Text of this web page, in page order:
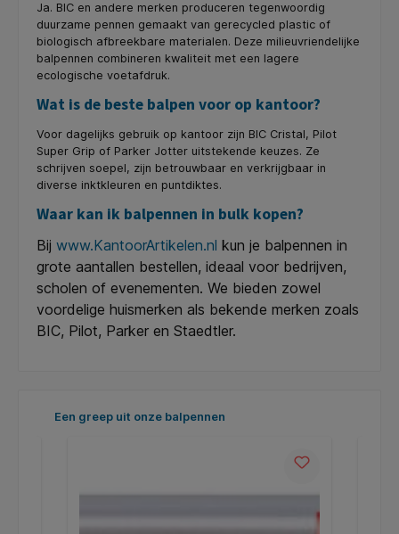
Ja. BIC en andere merken produceren tegenwoordig
duurzame pennen gemaakt van gerecycled plastic of
biologisch afbreekbare materialen. Deze milieuvriendelijke
balpennen combineren kwaliteit met een lagere
ecologische voetafdruk.
Wat is de beste balpen voor op kantoor?
Voor dagelijks gebruik op kantoor zijn BIC Cristal, Pilot
Super Grip of Parker Jotter uitstekende keuzes. Ze
schrijven soepel, zijn betrouwbaar en verkrijgbaar in
diverse inktkleuren en puntdiktes.
Waar kan ik balpennen in bulk kopen?
Bij www.KantoorArtikelen.nl kun je balpennen in
grote aantallen bestellen, ideaal voor bedrijven,
scholen of evenementen. We bieden zowel
voordelige huismerken als bekende merken zoals
BIC, Pilot, Parker en Staedtler.
Productgalerij overslaan
Een greep uit onze balpennen